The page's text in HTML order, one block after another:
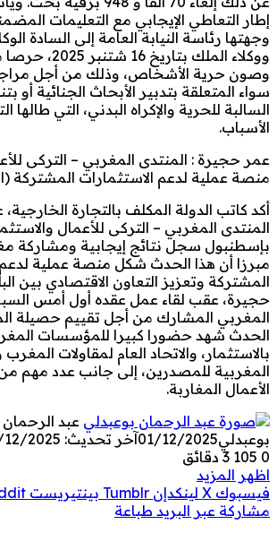
إطار التعاطي الإيجابي مع التعليمات
وجهتها رئاسة النيابة العامة إلى السادة
ووكلاء الملك
وصون حرية الأشخاص، وذلك من أجل
سواء المتعلقة بتدبير الأبحاث الجنائية أو
السالبة للحرية والإكراه البدني، التي طالها
الأسباب.
عمر حجيرة : المنتدى المغربي – التركى
منصة عملية لدعم الاستثمارات المشتركة
أكد كاتب الدولة المكلف بالتجارة
المنتدى المغربي – التركى للأعمال
بإسطنبول سجل نتائج إيجابية ومشاركة
مبرزا أن هذا الحدث شكل منصة عملية لدعم
المشتركة وتعزيز التعاون الاقتصادي بين
حجيرة، عقب لقاء عمل عقده أول أمس
المغربي المشارك من أجل تقييم حصيلة
الحدث شهد حضورا كبيرا للمؤسسات
بالاستثمار، والاتحاد العام لمقاولات المغرب
المغربية للمصدرين، إلى جانب عدد مهم
الأعمال المغاربة.
عبد الرحمان
بوعبدلي01/12/2025آخر تحديث: 01/12/2025
0
3 دقائق
اظهر المزيد
فيسبوك ‫X لينكدإن بينتيريست
مشاركة عبر البريد طباعة